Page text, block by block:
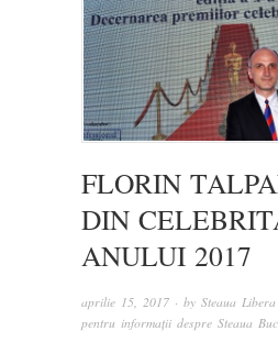
FLORIN
DIN
ANULUI 2017
aprilie 15, 2017 · by Steaua
pentru informații despre Steaua